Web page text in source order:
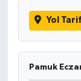
Yol
Pamuk